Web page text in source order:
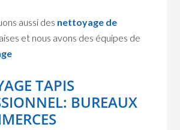
aussi des nettoyage de
et nous avons des équipes de
TAPIS
BUREAUX